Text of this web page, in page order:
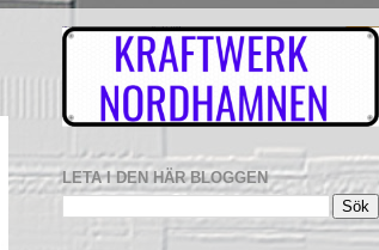
LETA I DEN HÄR BLOGGEN